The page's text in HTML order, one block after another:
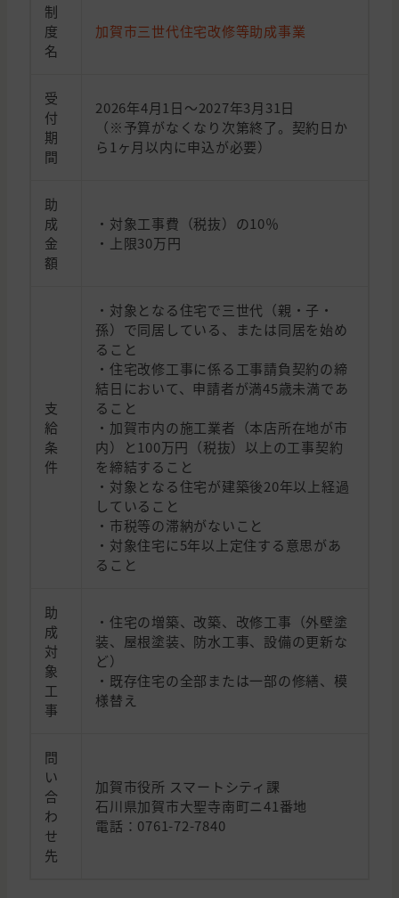
制
度
名
加賀市三世代住宅改修等助成事業
受
付
期
間
2026年4月1日～2027年3月31日
（※予算がなくなり次第終了。契約日か
ら1ヶ月以内に申込が必要）
助
成
金
額
・対象工事費（税抜）の10％
・上限30万円
支
給
条
件
・対象となる住宅で三世代（親・子・
孫）で同居している、または同居を始め
ること
・住宅改修工事に係る工事請負契約の締
結日において、申請者が満45歳未満であ
ること
・加賀市内の施工業者（本店所在地が市
内）と100万円（税抜）以上の工事契約
を締結すること
・対象となる住宅が建築後20年以上経過
していること
・市税等の滞納がないこと
・対象住宅に5年以上定住する意思があ
ること
助
成
対
象
工
事
・住宅の増築、改築、改修工事（外壁塗
装、屋根塗装、防水工事、設備の更新な
ど）
・既存住宅の全部または一部の修繕、模
様替え
問
い
合
わ
せ
先
加賀市役所 スマートシティ課
石川県加賀市大聖寺南町ニ41番地
電話：0761-72-7840